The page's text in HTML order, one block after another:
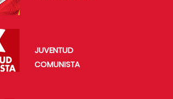
JUVENTUD
COMUNISTA